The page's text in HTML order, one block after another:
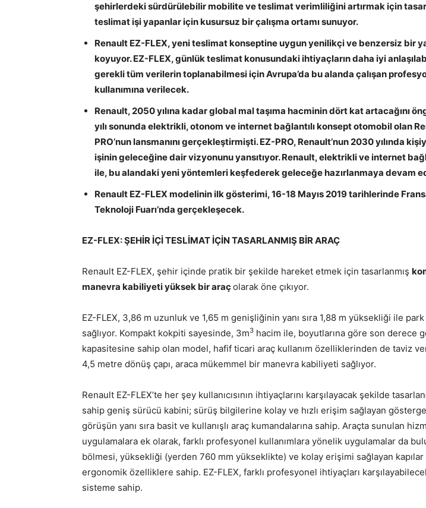
şehirlerdeki sürdürülebilir mobilite ve teslimat verimliliğini artırmak için
teslimat işi yapanlar için kusursuz bir çalışma ortamı sunuyor.
Renault EZ-FLEX, yeni teslimat konseptine uygun yenilikçi ve benzersiz bir
koyuyor. EZ-FLEX, günlük teslimat konusundaki ihtiyaçların daha iyi
gerekli tüm verilerin toplanabilmesi için Avrupa’da bu alanda çalışan
kullanımına verilecek.
Renault, 2050 yılına kadar global mal taşıma hacminin dört kat artacağını
yılı sonunda elektrikli, otonom ve internet bağlantılı konsept otomobil olan
PRO’nun lansmanını gerçekleştirmişti. EZ-PRO, Renault’nun 2030 yılında
işinin geleceğine dair vizyonunu yansıtıyor. Renault, elektrikli ve internet
ile, bu alandaki yeni yöntemleri keşfederek geleceğe hazırlanmaya devam
Renault EZ-FLEX modelinin ilk gösterimi, 16-18 Mayıs 2019 tarihlerinde
Teknoloji Fuarı’nda gerçekleşecek.
EZ-FLEX: ŞEHİR İÇİ TESLİMAT İÇİN TASARLANMIŞ BİR ARAÇ
Renault EZ-FLEX, şehir içinde pratik bir şekilde hareket etmek için tasarlanmış
manevra kabiliyeti yüksek bir araçolarak öne çıkıyor.
EZ-FLEX, 3,86 m uzunluk ve 1,65 m genişliğinin yanı sıra 1,88 m yüksekliği ile park
sağlıyor. Kompakt kokpiti sayesinde, 3m3 hacim ile, boyutlarına göre son derece
kapasitesine sahip olan model, hafif ticari araç kullanım özelliklerinden de taviz
4,5 metre dönüş çapı, araca mükemmel bir manevra kabiliyeti sağlıyor.
Renault EZ-FLEX’te her şey kullanıcısının ihtiyaçlarını karşılayacak şekilde
sahip geniş sürücü kabini; sürüş bilgilerine kolay ve hızlı erişim sağlayan
görüşün yanı sıra basit ve kullanışlı araç kumandalarına sahip. Araçta sunulan
uygulamalara ek olarak, farklı profesyonel kullanımlara yönelik uygulamalar da
bölmesi, yüksekliği (yerden 760 mm yükseklikte) ve kolay erişimi sağlayan
ergonomik özelliklere sahip. EZ-FLEX, farklı profesyonel ihtiyaçları
sisteme sahip.